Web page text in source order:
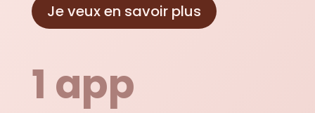
Je veux en savoir plus
1 app